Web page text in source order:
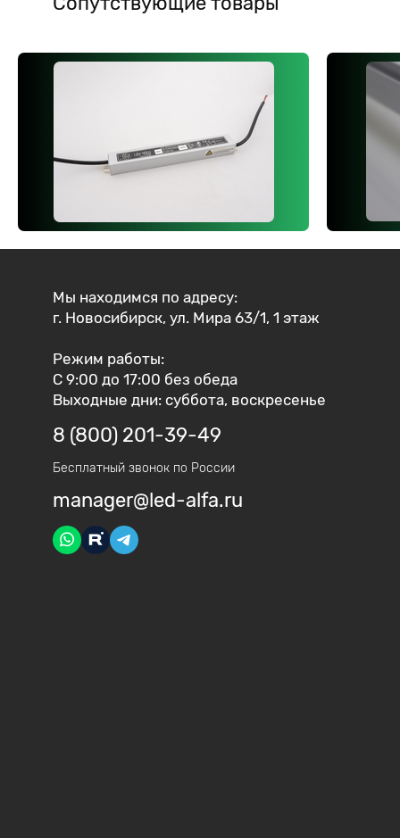
Мы находимся по адресу:
г. Новосибирск, ул. Мира 63/1, 1 этаж
Режим работы:
С 9:00 до 17:00 без обеда
Выходные дни: суббота, воскресенье
8 (800) 201-39-49
Бесплатный звонок по России
manager@led-alfa.ru